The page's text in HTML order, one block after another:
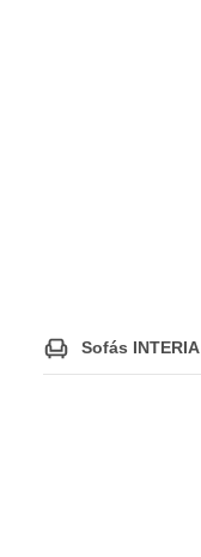
Sofás INTERIA